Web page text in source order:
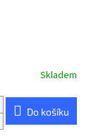
Skladem
Do košíku